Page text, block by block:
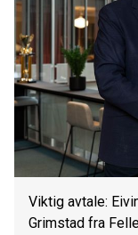
Viktig avtale:
Grimstad fra